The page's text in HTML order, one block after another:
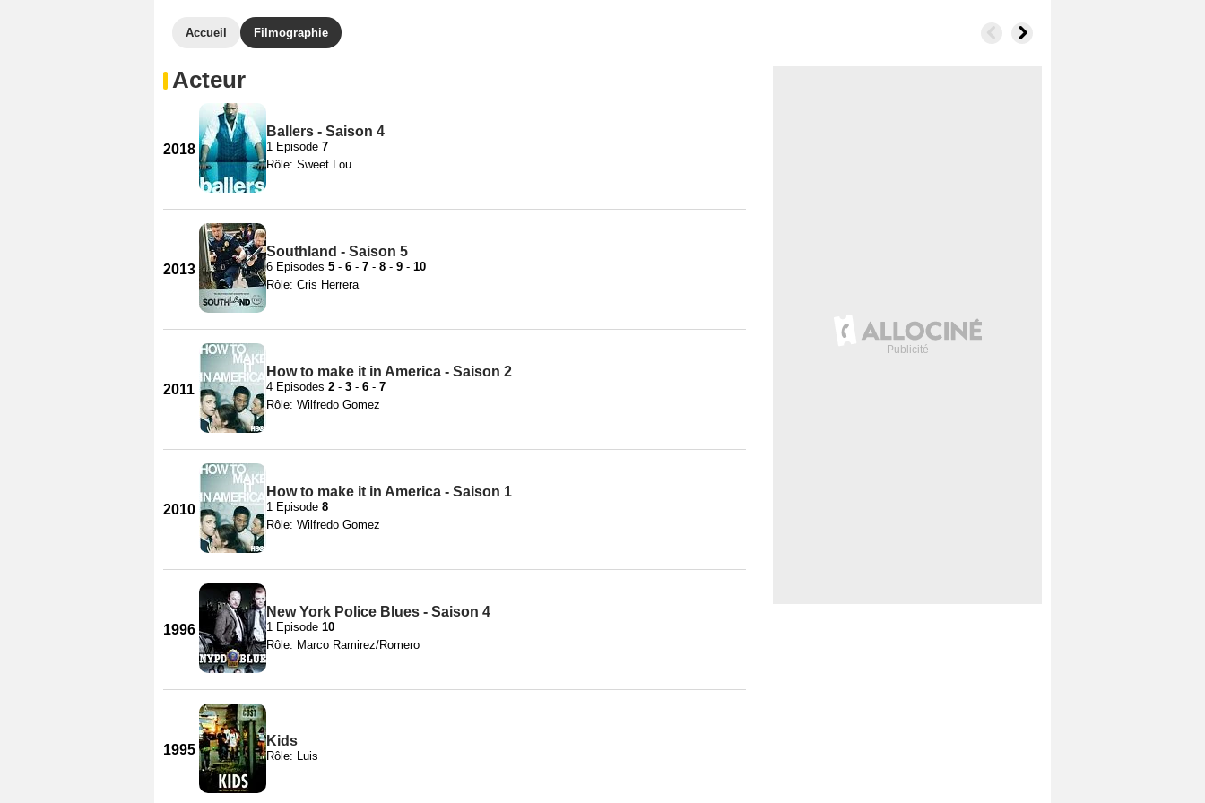
Accueil Filmographie
Acteur
2018
Ballers - Saison 4
1 Episode 7
Rôle: Sweet Lou
2013
Southland - Saison 5
6 Episodes 5 - 6 - 7 - 8 - 9 - 10
Rôle: Cris Herrera
2011
How to make it in America - Saison 2
4 Episodes 2 - 3 - 6 - 7
Rôle: Wilfredo Gomez
2010
How to make it in America - Saison 1
1 Episode 8
Rôle: Wilfredo Gomez
1996
New York Police Blues - Saison 4
1 Episode 10
Rôle: Marco Ramirez/Romero
1995
Kids
Rôle: Luis